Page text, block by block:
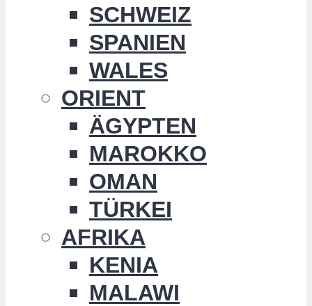
SCHWEIZ
SPANIEN
WALES
ORIENT
ÄGYPTEN
MAROKKO
OMAN
TÜRKEI
AFRIKA
KENIA
MALAWI